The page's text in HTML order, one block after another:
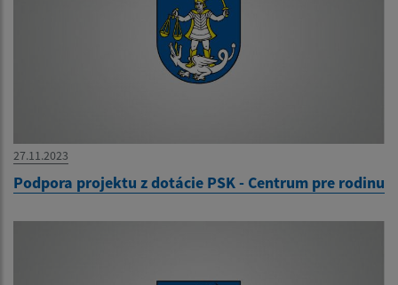
27.11.2023
Podpora projektu z dotácie PSK - Centrum pre rodinu